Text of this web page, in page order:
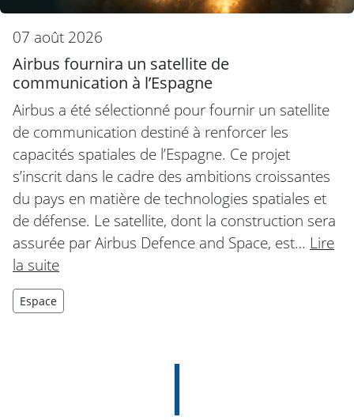
07 août 2026
Airbus fournira un satellite de
communication à l’Espagne
Airbus a été sélectionné pour fournir un satellite
de communication destiné à renforcer les
capacités spatiales de l’Espagne. Ce projet
s’inscrit dans le cadre des ambitions croissantes
du pays en matière de technologies spatiales et
de défense. Le satellite, dont la construction sera
assurée par Airbus Defence and Space, est… Lire
la suite
Espace